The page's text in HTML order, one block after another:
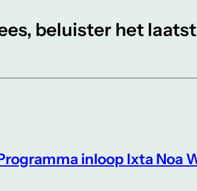
beluister het
inloop Ixta Noa